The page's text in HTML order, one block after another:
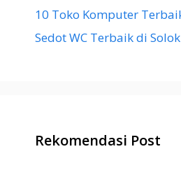
10 Toko Komputer
Sedot WC Terbaik di
Rekomendasi Post